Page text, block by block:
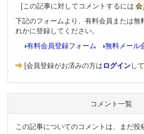
[この記事に対してコメントするには
下記のフォームより、有料会員または無
れかに登録してください。
有料会員登録フォーム
無料メール
[会員登録がお済みの方はログインし
コメント一覧
この記事についてのコメントは、まだ投